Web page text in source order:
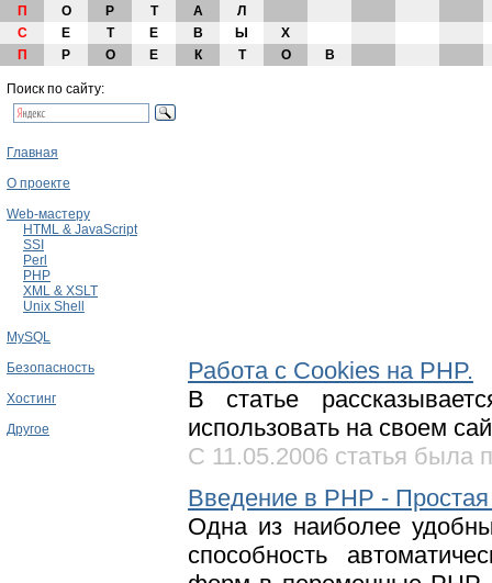
П О Р Т А
Л
С
Е Т Е В Ы
Х
П
Р О Е К Т О В
Поиск по сайту:
Главная
О проекте
Web-мастеру
HTML & JavaScript
SSI
Perl
PHP
XML & XSLT
Unix Shell
MySQL
Безопасность
Хостинг
Другое
Работа с Cookies на PHP.
В статье
использовать на своем
С 11.05.2006 статья была
Введение в PHP -
Одна из наиболее
способность